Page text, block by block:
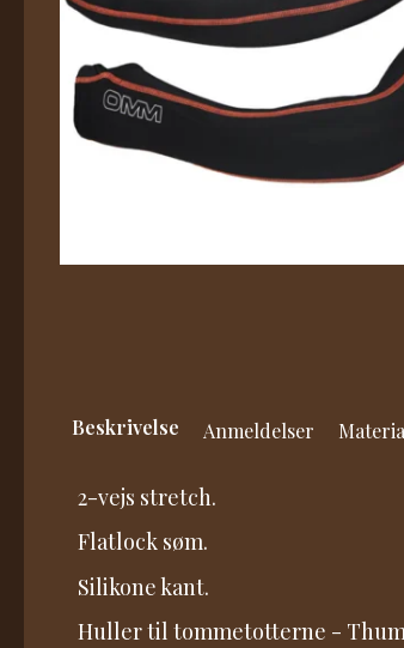
Beskrivelse Anmeldelser
2-vejs stretch.
Flatlock søm.
Silikone kant.
Huller til tommetotterne -